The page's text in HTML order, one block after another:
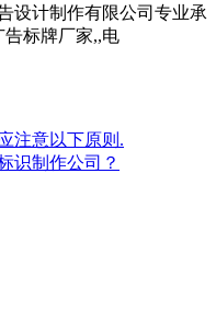
设计制作有限公司专业承
标牌厂家,,电
注意以下原则.
识制作公司？